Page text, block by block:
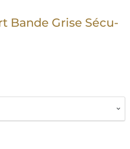
Bande Grise Sécu-